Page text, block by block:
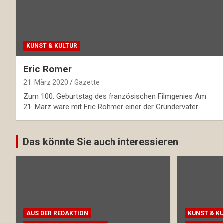
KUNST & KULTUR
Eric Romer
21. März 2020 Gazette
Zum 100. Geburtstag des französischen Filmgenies Am
21. März wäre mit Eric Rohmer einer der Gründerväter…
Das könnte Sie auch interessieren
AUS DER REDAKTION
KUNST &